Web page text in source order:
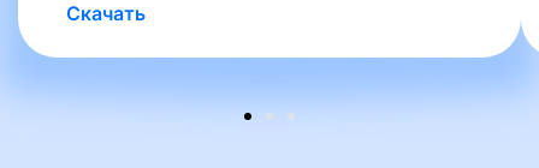
Скачать